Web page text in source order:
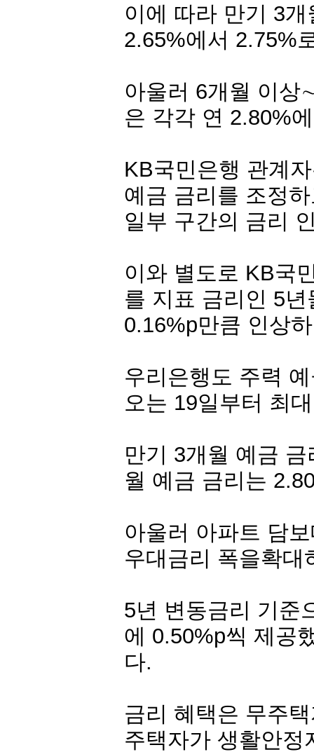
이에 따라 만기 3
2.65%에서 2.75%
아울러 6개월 이상
은 각각 연 2.80%
KB국민은행 관계
예금 금리를 조정
일부 구간의 금리
이와 별도로 KB국
를 지표 금리인 5
0.16%p만큼 인상
우리은행도 주력
오는 19일부터 최
만기 3개월 예금
월 예금 금리는
아울러 아파트 담
우대금리 폭을확대
5년 변동금리 기준
에 0.50%p씩 제공
다.
금리 혜택은 무주
주택자가 생활안정